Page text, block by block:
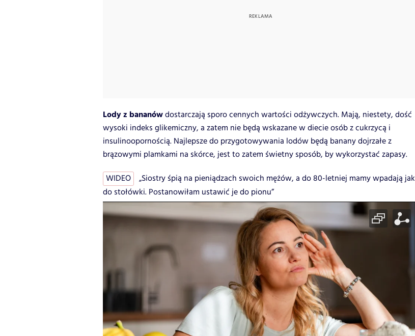
Lody z bananówdostarczają sporo cennych wartości odżywczych. Mają, niestety, dość
wysoki indeks glikemiczny, a zatem nie będą wskazane w diecie osób z cukrzycą i
insulinoopornością. Najlepsze do przygotowywania lodów będą banany dojrzałe z
brązowymi plamkami na skórce, jest to zatem świetny sposób, by wykorzystać zapasy.
WIDEO
„Siostry śpią na pieniądzach swoich mężów, a do 80-letniej mamy wpadają jak
do stołówki. Postanowiłam ustawić je do pionu”